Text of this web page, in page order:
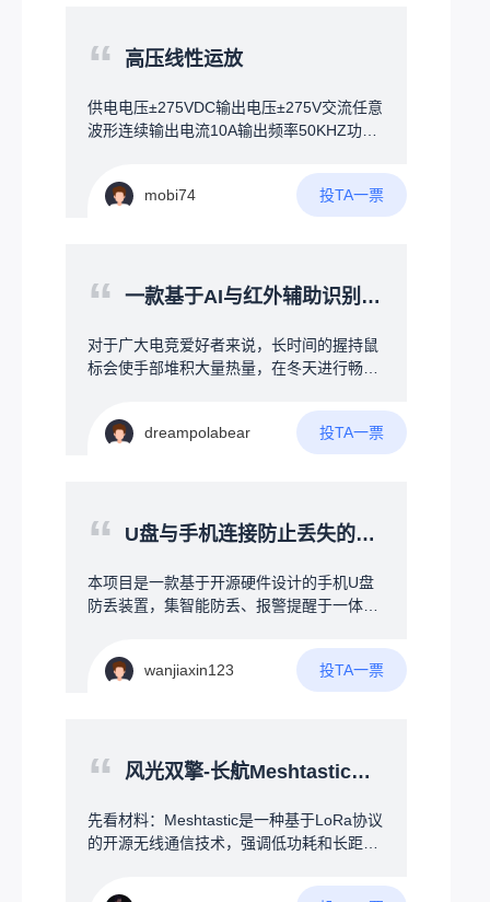
了自动弹提醒，语音喊一嗓子“还剩3个，该
补货了！”；智能盘点：手机扫码或拍照，系
卖得最好”，AI自动分析。硬件方案一块普通
大屏触控电视+一个小电脑盒子，比工业一
点：技术可行，但需跨越"运营商合作"和"消
个人都生气，运用了地震时强制接管你手机
的技术。核心壁垒在集成：AI算法、通信协
见人，红外线扫描没用，容易遗漏。三：人
人抱着手机不撒手，睡觉，上厕所，逛商
栓，对火情压制，等待消防员到来。
“ 高压线性运放
供电电压±275VDC输出电压±275V交流任意
波形连续输出电流10A输出频率50KHZ功率
工作温度-40-+85°失调电压0.5mv失调电流1
0pA输入电容4pF共模抑制比110DB开环增
益108DB压摆率1000V/uS建立时间750nS
mobi74 投TA一票
“ 一款基于AI与红外辅助识别的冷暖风扇（桌面级为游戏而定）
对于广大电竞爱好者来说，长时间的握持鼠
标会使手部堆积大量热量，在冬天进行畅快
背冰凉。为什么就没有人能制作一款（AI与
红外辅助识别手部温度的冷暖风扇）来为广
大电竞爱好者解决此问题呢（ps:本人经常打
型冷热风扇可以采用半导体的制冷模式（例
背提高手部温度/加热丝微微加热提高温度
（两个方法仅为个人看法，如有更好的方法
以增加一部分的智能交互模式或者与设备联
动（例如：RGB神光同步，拾音灯等）我也
dreampolabear 投TA一票
“ U盘与手机连接防止丢失的开源硬件项目
本项目是一款基于开源硬件设计的手机U盘
防丢装置，集智能防丢、报警提醒于一体。
光报警或手机端提醒，从物理连接与电子提
醒两方面防止U盘遗忘、丢失。
wanjiaxin123 投TA一票
“ 风光双擎-长航Meshtastic节点
先看材料：Meshtastic是一种基于LoRa协议
的开源无线通信技术，强调低功耗和长距离
能与其他节点直接通信，还能中继转发消